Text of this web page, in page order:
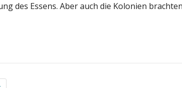
des Essens. Aber auch die Kolonien